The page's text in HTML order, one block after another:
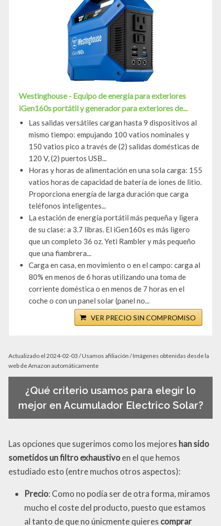
Westinghouse - Equipo de energía para exteriores
iGen160s portátil y generador para exteriores de...
Las salidas versátiles cargan hasta 9 dispositivos al
mismo tiempo: empujando 100 vatios nominales y
150 vatios pico a través de (2) salidas domésticas de
120 V, (2) puertos USB...
Horas y horas de alimentación en una sola carga: 155
vatios horas de capacidad de batería de iones de litio.
Proporciona energía de larga duración que carga
teléfonos inteligentes...
La estación de energía portátil más pequeña y ligera
de su clase: a 3.7 libras. El iGen160s es más ligero
que un completo 36 oz. Yeti Rambler y más pequeño
que una fiambrera...
Carga en casa, en movimiento o en el campo: carga al
80% en menos de 6 horas utilizando una toma de
corriente doméstica o en menos de 7 horas en el
coche o con un panel solar (panel no...
VER PRECIO SIN COMPROMISO
Actualizado el 2024-02-03 / Usamos afiliación / Imágenes obtenidas desde la
web de Amazon automáticamente
¿Qué criterio usamos para elegir lo
mejor en Acumulador Electrico Solar?
Las opciones que sugerimos como los mejores han sido
sometidos un filtro exhaustivoen el que hemos
estudiado esto (entre muchos otros aspectos):
Precio: Como no podía ser de otra forma, miramos
mucho el coste del producto, puesto que estamos
al tanto de que no únicmente quieres comprar